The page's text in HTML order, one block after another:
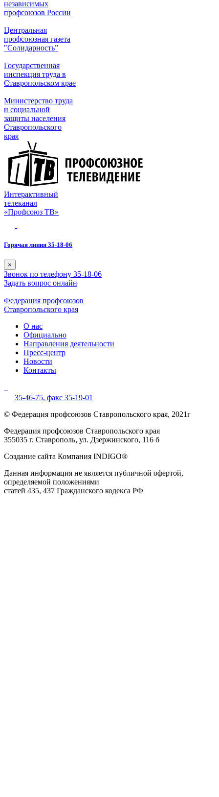
независимых
профсоюзов России
Центральная
профсоюзная газета
"Солидарность”
Государственная
инспекция труда в
Ставропольском крае
Министерство труда
и социальной
защиты населения
Ставропольского
края
Интерактивный
телеканал
«Профсоюз ТВ»
Горячая линия 35-18-06
×
Звонок по телефону 35-18-06
Задать вопрос онлайн
Федерация профсоюзов
Ставропольского края
О нас
Официально
Направления деятельности
Пресс-центр
Новости
Контакты
35-46-75, факс 35-19-01
© Федерация профсоюзов Ставропольского края, 2021г
Федерация профсоюзов Ставропольского края
355035 г. Ставрополь, ул. Дзержинского, 116 б
Создание сайта Компания INDIGO®
Данная информация не является публичной офертой,
определяемой положениями
статей 435, 437 Гражданского кодекса РФ